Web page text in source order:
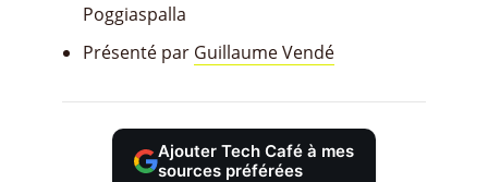
Poggiaspalla
Présenté par Guillaume Vendé
Ajouter Tech Café à mes
sources préférées